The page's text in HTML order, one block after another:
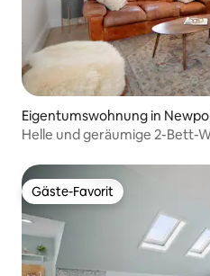
Eigentumswohnung in
Helle und geräumige 2-Bett-
Gäste-Favorit
Gäste-Favorit